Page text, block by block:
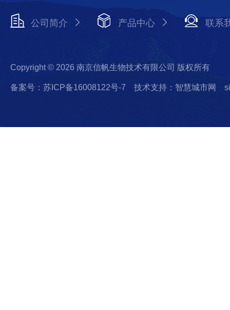
公司简介 产品中心 联系
Copyright © 2026 南京信帆生物技术有限公司 版权所有
备案号：苏ICP备16008122号-7 技术支持：智慧城市网